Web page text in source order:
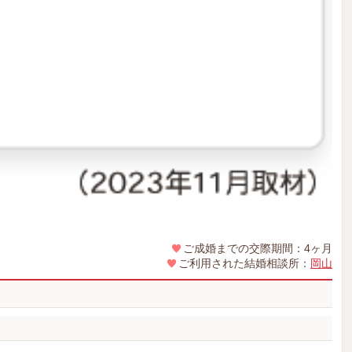
ご成婚までの交際期間：4ヶ月
ご利用された結婚相談所： 岡山